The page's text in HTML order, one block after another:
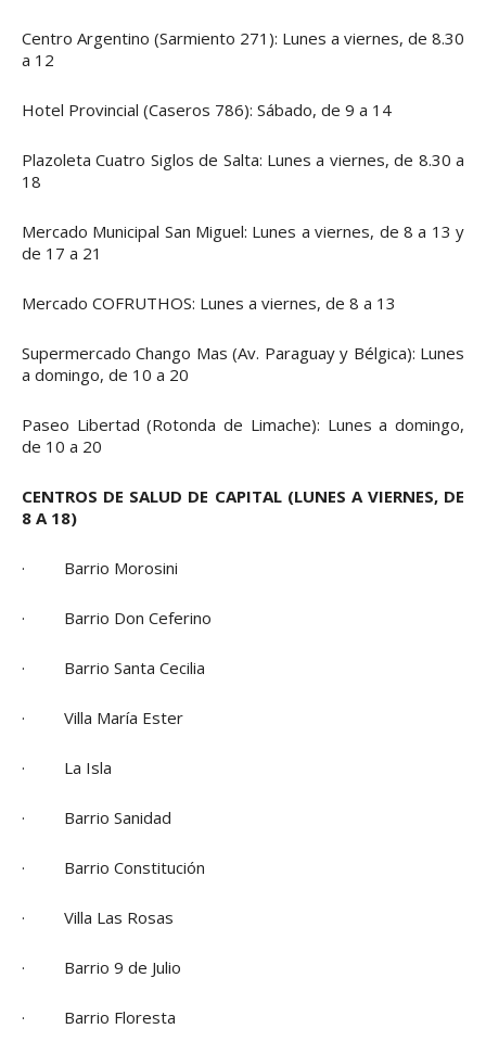
Centro Argentino (Sarmiento 271): Lunes a viernes, de 8.30
a 12
Hotel Provincial (Caseros 786): Sábado, de 9 a 14
Plazoleta Cuatro Siglos de Salta: Lunes a viernes, de 8.30 a
18
Mercado Municipal San Miguel: Lunes a viernes, de 8 a 13 y
de 17 a 21
Mercado COFRUTHOS: Lunes a viernes, de 8 a 13
Supermercado Chango Mas (Av. Paraguay y Bélgica): Lunes
a domingo, de 10 a 20
Paseo Libertad (Rotonda de Limache): Lunes a domingo,
de 10 a 20
CENTROS DE SALUD DE CAPITAL (LUNES A VIERNES, DE
8 A 18)
· Barrio Morosini
· Barrio Don Ceferino
· Barrio Santa Cecilia
· Villa María Ester
· La Isla
· Barrio Sanidad
· Barrio Constitución
· Villa Las Rosas
· Barrio 9 de Julio
· Barrio Floresta